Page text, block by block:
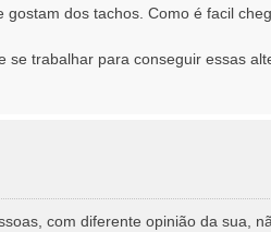
dos tachos. Como é facil
se trabalhar para conseguir essas
com diferente opinião da sua,